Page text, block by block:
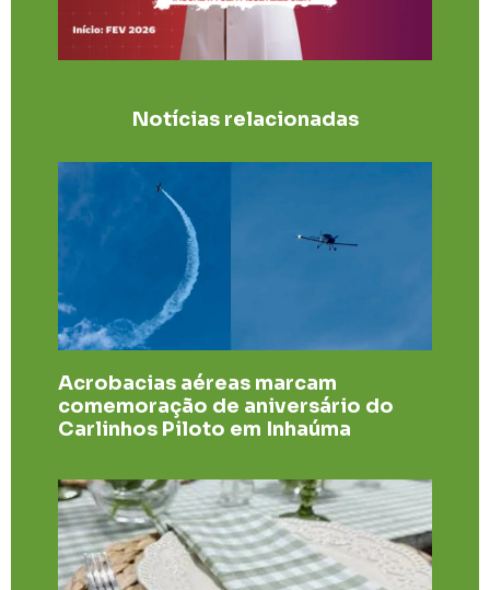
Notícias relacionadas
Acrobacias aéreas marcam
comemoração de aniversário do
Carlinhos Piloto em Inhaúma